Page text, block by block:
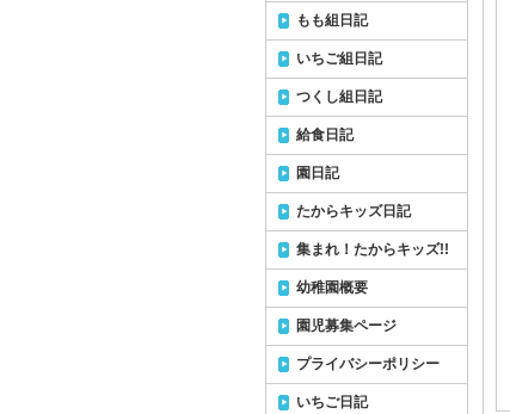
もも組日記
いちご組日記
つくし組日記
給食日記
園日記
たからキッズ日記
集まれ！たからキッズ!!
幼稚園概要
園児募集ページ
プライバシーポリシー
いちご日記